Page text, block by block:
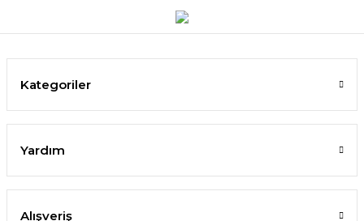
Kategoriler
Yardım
Alışveriş